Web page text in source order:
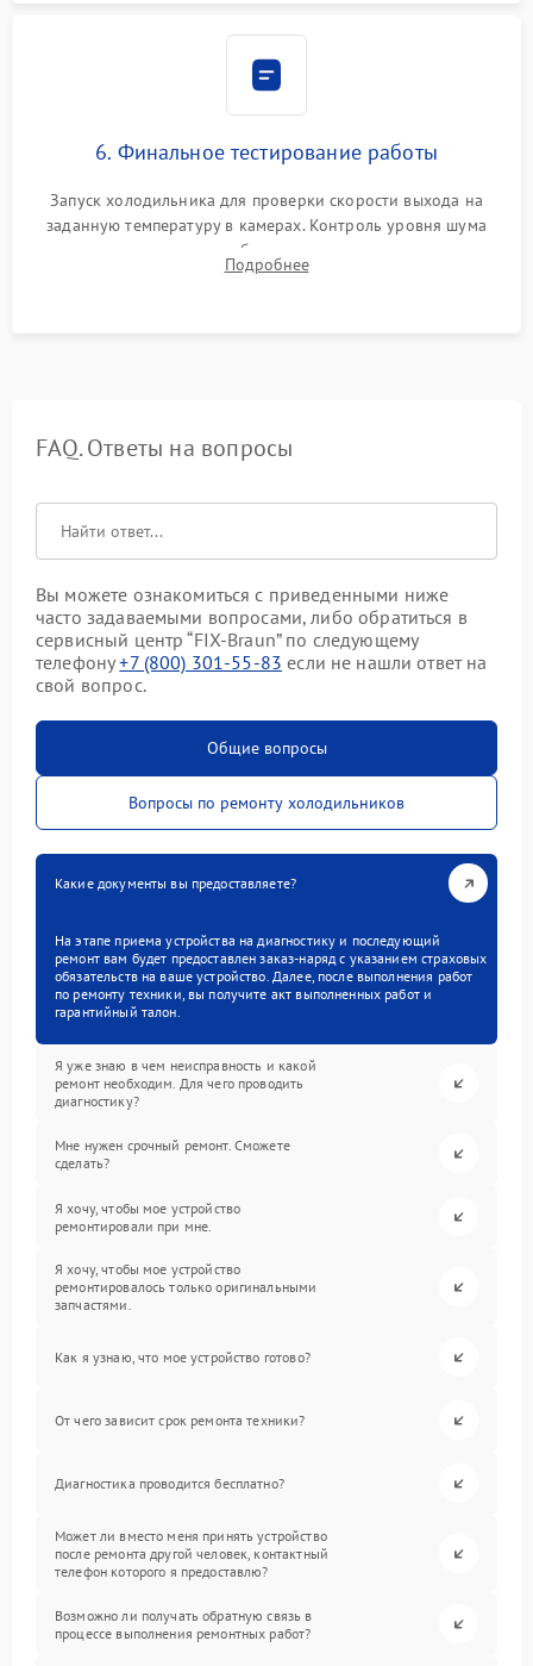
6. Финальное тестирование работы
Запуск холодильника для проверки скорости выхода на
заданную температуру в камерах. Контроль уровня шума
компрессора, отсутствия обмерзания стенок и корректного
срабатывания системы автоматической оттайки.
Подробнее
FAQ. Ответы на вопросы
Вы можете ознакомиться с приведенными ниже
часто задаваемыми вопросами, либо обратиться в
сервисный центр “FIX-Braun” по следующему
телефону+7 (800) 301-55-83 если не нашли ответ на
свой вопрос.
Общие вопросы
Вопросы по ремонту холодильников
Какие документы вы предоставляете?
На этапе приема устройства на диагностику и последующий
ремонт вам будет предоставлен заказ-наряд с указанием страховых
обязательств на ваше устройство. Далее, после выполнения работ
по ремонту техники, вы получите акт выполненных работ и
гарантийный талон.
Я уже знаю в чем неисправность и какой
ремонт необходим. Для чего проводить
диагностику?
Мне нужен срочный ремонт. Сможете
сделать?
Я хочу, чтобы мое устройство
ремонтировали при мне.
Я хочу, чтобы мое устройство
ремонтировалось только оригинальными
запчастями.
Как я узнаю, что мое устройство готово?
От чего зависит срок ремонта техники?
Диагностика проводится бесплатно?
Может ли вместо меня принять устройство
после ремонта другой человек, контактный
телефон которого я предоставлю?
Возможно ли получать обратную связь в
процессе выполнения ремонтных работ?